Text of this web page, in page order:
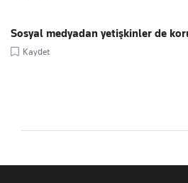
Sosyal medyadan yetişkinler de
Kaydet